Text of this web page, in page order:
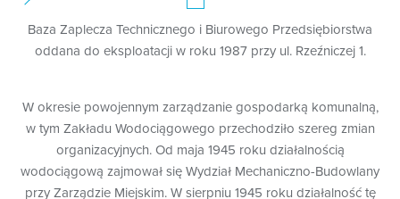
Baza Zaplecza Technicznego i Biurowego Przedsiębiorstwa
oddana do eksploatacji w roku 1987 przy ul. Rzeźniczej 1.
W okresie powojennym zarządzanie gospodarką komunalną,
w tym Zakładu Wodociągowego przechodziło szereg zmian
organizacyjnych. Od maja 1945 roku działalnością
wodociągową zajmował się Wydział Mechaniczno-Budowlany
przy Zarządzie Miejskim. W sierpniu 1945 roku działalność tę
wyrażonej, pozyskiwanej przez nas, np. w celach
rekrutacji pracowników, realizacji działań
edukacyjnych prowadzonych przez Administratora z
w celu realizacji obowiązków obciążających
Administratora, związanych z przepisami prawa
podatkowego (np. wystawiania faktur),
rozpoznawaniem skarg i reklamacji;
w celu realizacji obowiązków pracodawcy
wynikających z Ustawy - Kodeks pracy, gdzie